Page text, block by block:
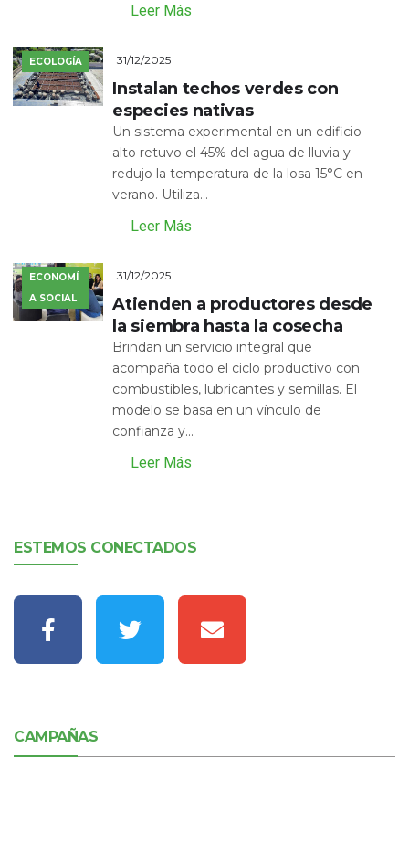
Leer Más
ECOLOGÍA 31/12/2025
Instalan techos verdes con
especies nativas
Un sistema experimental en un edificio
alto retuvo el 45% del agua de lluvia y
redujo la temperatura de la losa 15°C en
verano. Utiliza...
Leer Más
ECONOMÍ
A SOCIAL
31/12/2025
Atienden a productores desde
la siembra hasta la cosecha
Brindan un servicio integral que
acompaña todo el ciclo productivo con
combustibles, lubricantes y semillas. El
modelo se basa en un vínculo de
confianza y...
Leer Más
ESTEMOS CONECTADOS
CAMPAÑAS